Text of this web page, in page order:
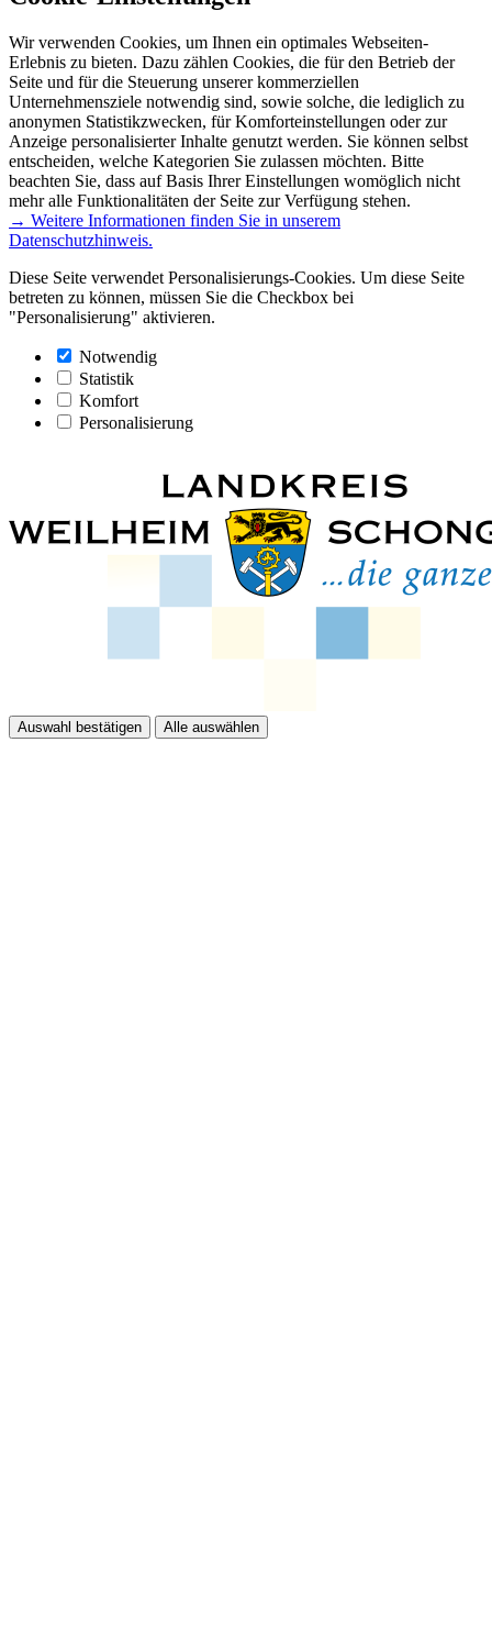
Wir verwenden Cookies, um Ihnen ein optimales Webseiten-
Erlebnis zu bieten. Dazu zählen Cookies, die für den Betrieb der
Seite und für die Steuerung unserer kommerziellen
Unternehmensziele notwendig sind, sowie solche, die lediglich zu
anonymen Statistikzwecken, für Komforteinstellungen oder zur
Anzeige personalisierter Inhalte genutzt werden. Sie können selbst
entscheiden, welche Kategorien Sie zulassen möchten. Bitte
beachten Sie, dass auf Basis Ihrer Einstellungen womöglich nicht
mehr alle Funktionalitäten der Seite zur Verfügung stehen.
→ Weitere Informationen finden Sie in unserem
Datenschutzhinweis.
Diese Seite verwendet Personalisierungs-Cookies. Um diese Seite
betreten zu können, müssen Sie die Checkbox bei
"Personalisierung" aktivieren.
Notwendig
Statistik
Komfort
Personalisierung
Auswahl bestätigen Alle auswählen